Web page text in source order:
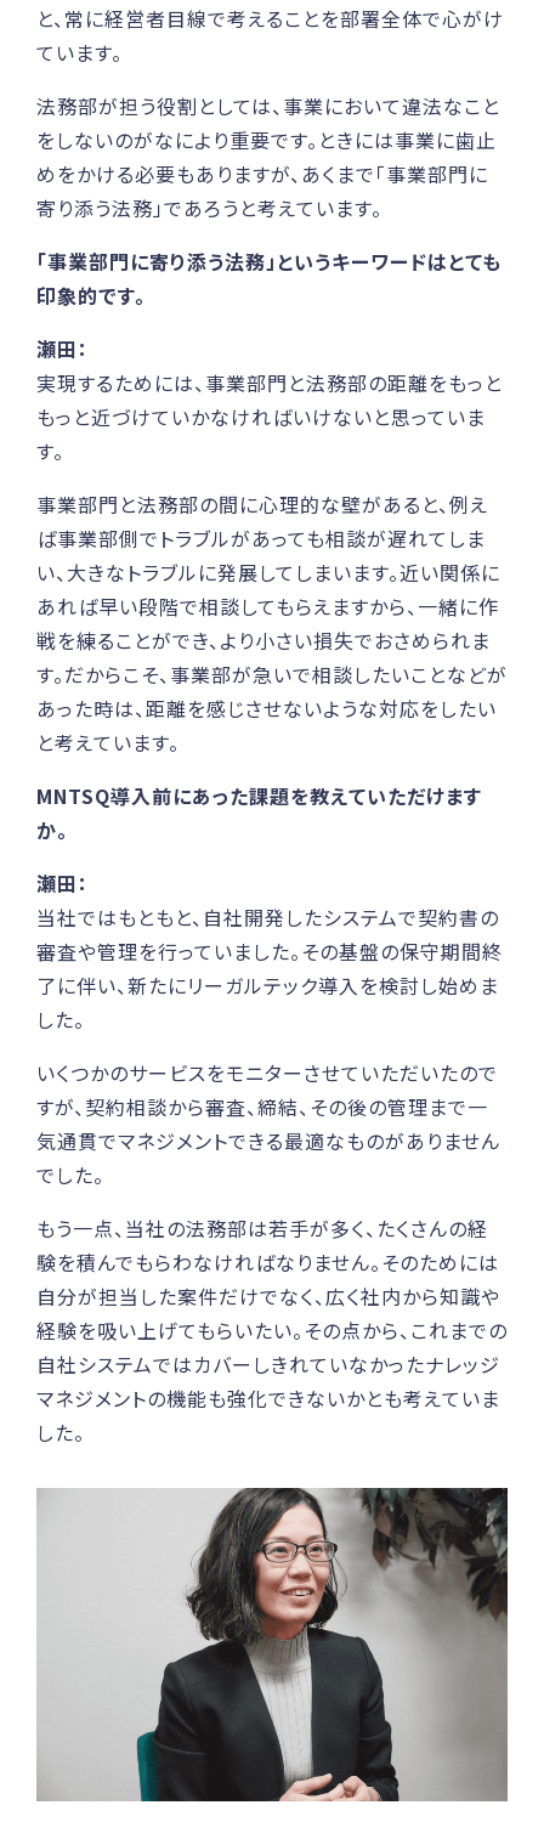
と、常に経営者目線で考えることを部署全体で心がけ
ています。
法務部が担う役割としては、事業において違法なこと
をしないのがなにより重要です。ときには事業に歯止
めをかける必要もありますが、あくまで「事業部門に
寄り添う法務」であろうと考えています。
「事業部門に寄り添う法務」というキーワードはとても
印象的です。
瀬田：
実現するためには、事業部門と法務部の距離をもっと
もっと近づけていかなければいけないと思っていま
す。
事業部門と法務部の間に心理的な壁があると、例え
ば事業部側でトラブルがあっても相談が遅れてしま
い、大きなトラブルに発展してしまいます。近い関係に
あれば早い段階で相談してもらえますから、一緒に作
戦を練ることができ、より小さい損失でおさめられま
す。だからこそ、事業部が急いで相談したいことなどが
あった時は、距離を感じさせないような対応をしたい
と考えています。
MNTSQ導入前にあった課題を教えていただけます
か。
瀬田：
当社ではもともと、自社開発したシステムで契約書の
審査や管理を行っていました。その基盤の保守期間終
了に伴い、新たにリーガルテック導入を検討し始めま
した。
いくつかのサービスをモニターさせていただいたので
すが、契約相談から審査、締結、その後の管理まで一
気通貫でマネジメントできる最適なものがありません
でした。
もう一点、当社の法務部は若手が多く、たくさんの経
験を積んでもらわなければなりません。そのためには
自分が担当した案件だけでなく、広く社内から知識や
経験を吸い上げてもらいたい。その点から、これまでの
自社システムではカバーしきれていなかったナレッジ
マネジメントの機能も強化できないかとも考えていま
した。